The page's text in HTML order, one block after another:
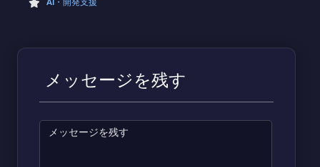
AI・開発支援
メッセージを残す